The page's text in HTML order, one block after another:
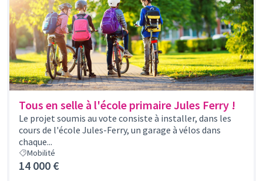
Tous en selle à l'école primaire Jules Ferry !
Le projet soumis au vote consiste à installer, dans les
cours de l'école Jules-Ferry, un garage à vélos dans
chaque...
Mobilité
14 000 €